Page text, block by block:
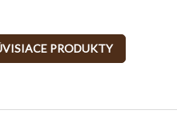
PRODUKTY